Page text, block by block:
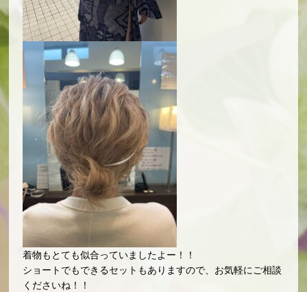
着物もとても似合っていましたよー！！
ショートでもできるセットもありますので、お気軽にご相談
くださいね！！